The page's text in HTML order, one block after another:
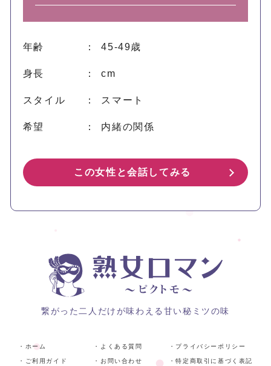
年齢
身長
スタイル
希望
： 45-49歳
： cm
： スマート
： 内緒の関係
この女性と会話してみる
繋がった二人だけが味わえる甘い秘ミツの味
・ホーム
・ご利用ガイド
・よくある質問
・お問い合わせ
・プライバシーポリシー
・特定商取引に基づく表記